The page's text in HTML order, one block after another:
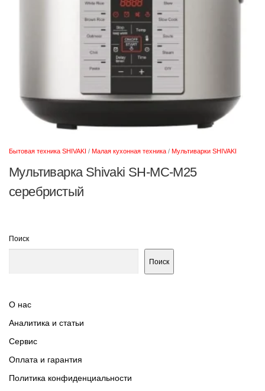
Бытовая техника SHIVAKI / Малая кухонная техника / Мультиварки SHIVAKI
Мультиварка Shivaki SH-MC-M25
серебристый
Поиск
Поиск
О нас
Аналитика и статьи
Сервис
Оплата и гарантия
Политика конфиденциальности